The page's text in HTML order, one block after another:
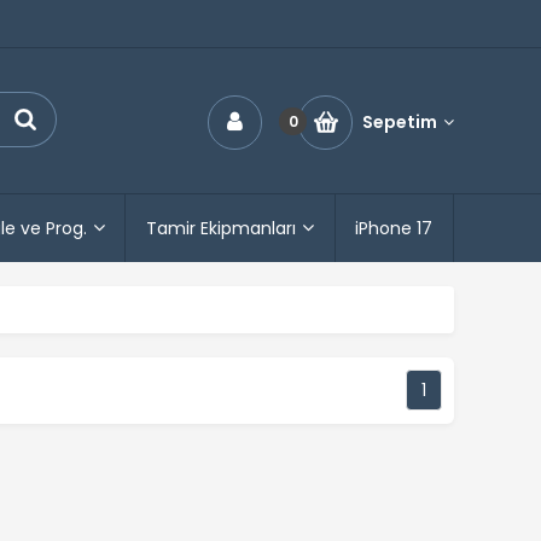
0 Sepetim
ve Prog. Tamir Ekipmanları iPhone 17
1